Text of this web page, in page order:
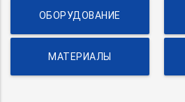
ОБОРУДОВАНИЕ
МАТЕРИАЛЫ